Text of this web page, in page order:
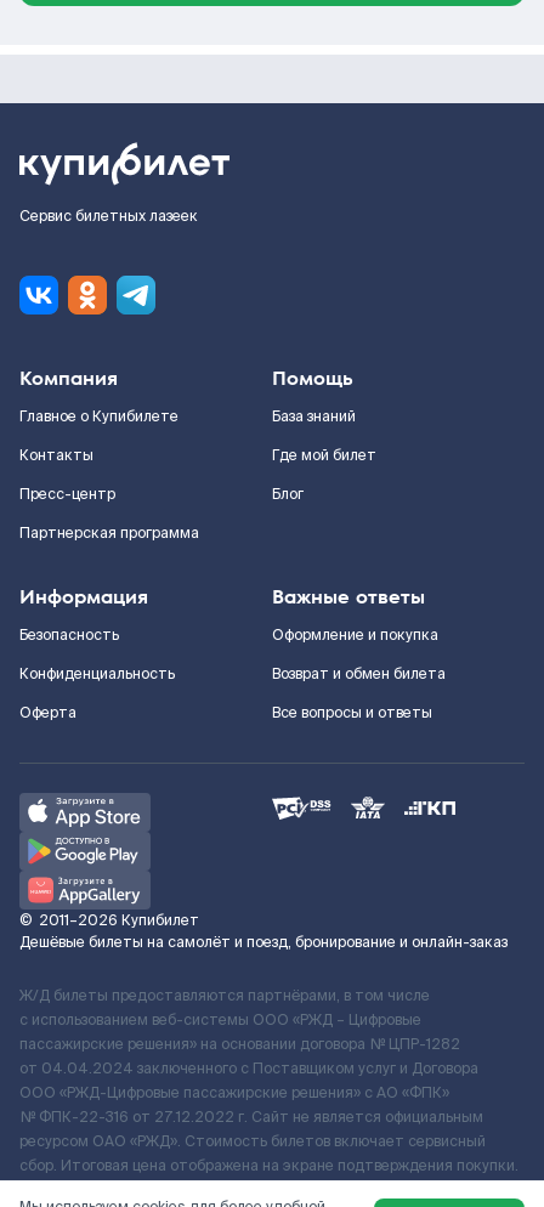
Сервис билетных лазеек
Компания
Главное о Купибилете
Контакты
Пресс-центр
Партнерская программа
Помощь
База знаний
Где мой билет
Блог
Информация
Безопасность
Конфиденциальность
Оферта
Важные ответы
Оформление и покупка
Возврат и обмен билета
Все вопросы и ответы
© 2011–2026 Купибилет
Дешёвые билеты на самолёт и поезд, бронирование и онлайн-заказ
Ж/Д билеты предоставляются партнёрами, в том числе
с использованием веб-системы ООО «РЖД – Цифровые
пассажирские решения» на основании договора № ЦПР-1282
от 04.04.2024 заключенного с Поставщиком услуг и Договора
ООО «РЖД-Цифровые пассажирские решения» c АО «ФПК»
№ ФПК-22-316 от 27.12.2022 г. Сайт не является официальным
ресурсом ОАО «РЖД». Стоимость билетов включает сервисный
сбор. Итоговая цена отображена на экране подтверждения покупки.